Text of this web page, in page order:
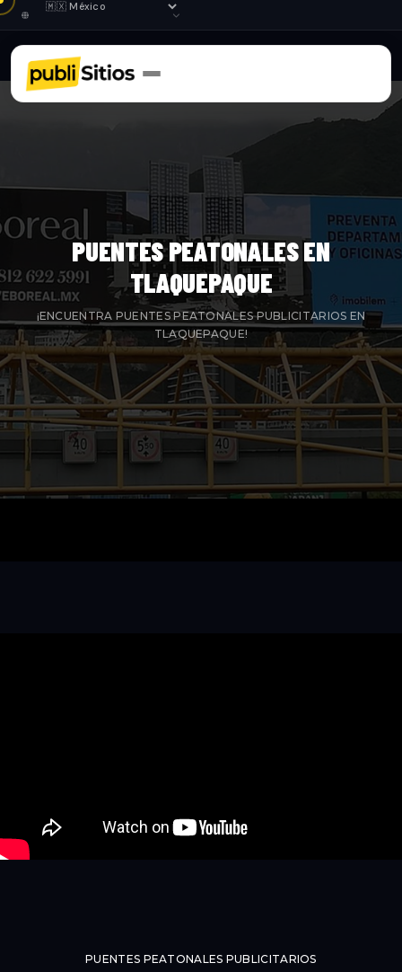
PUENTES PEATONALES EN
TLAQUEPAQUE
¡ENCUENTRA PUENTES PEATONALES PUBLICITARIOS EN
TLAQUEPAQUE!
PUENTES PEATONALES PUBLICITARIOS